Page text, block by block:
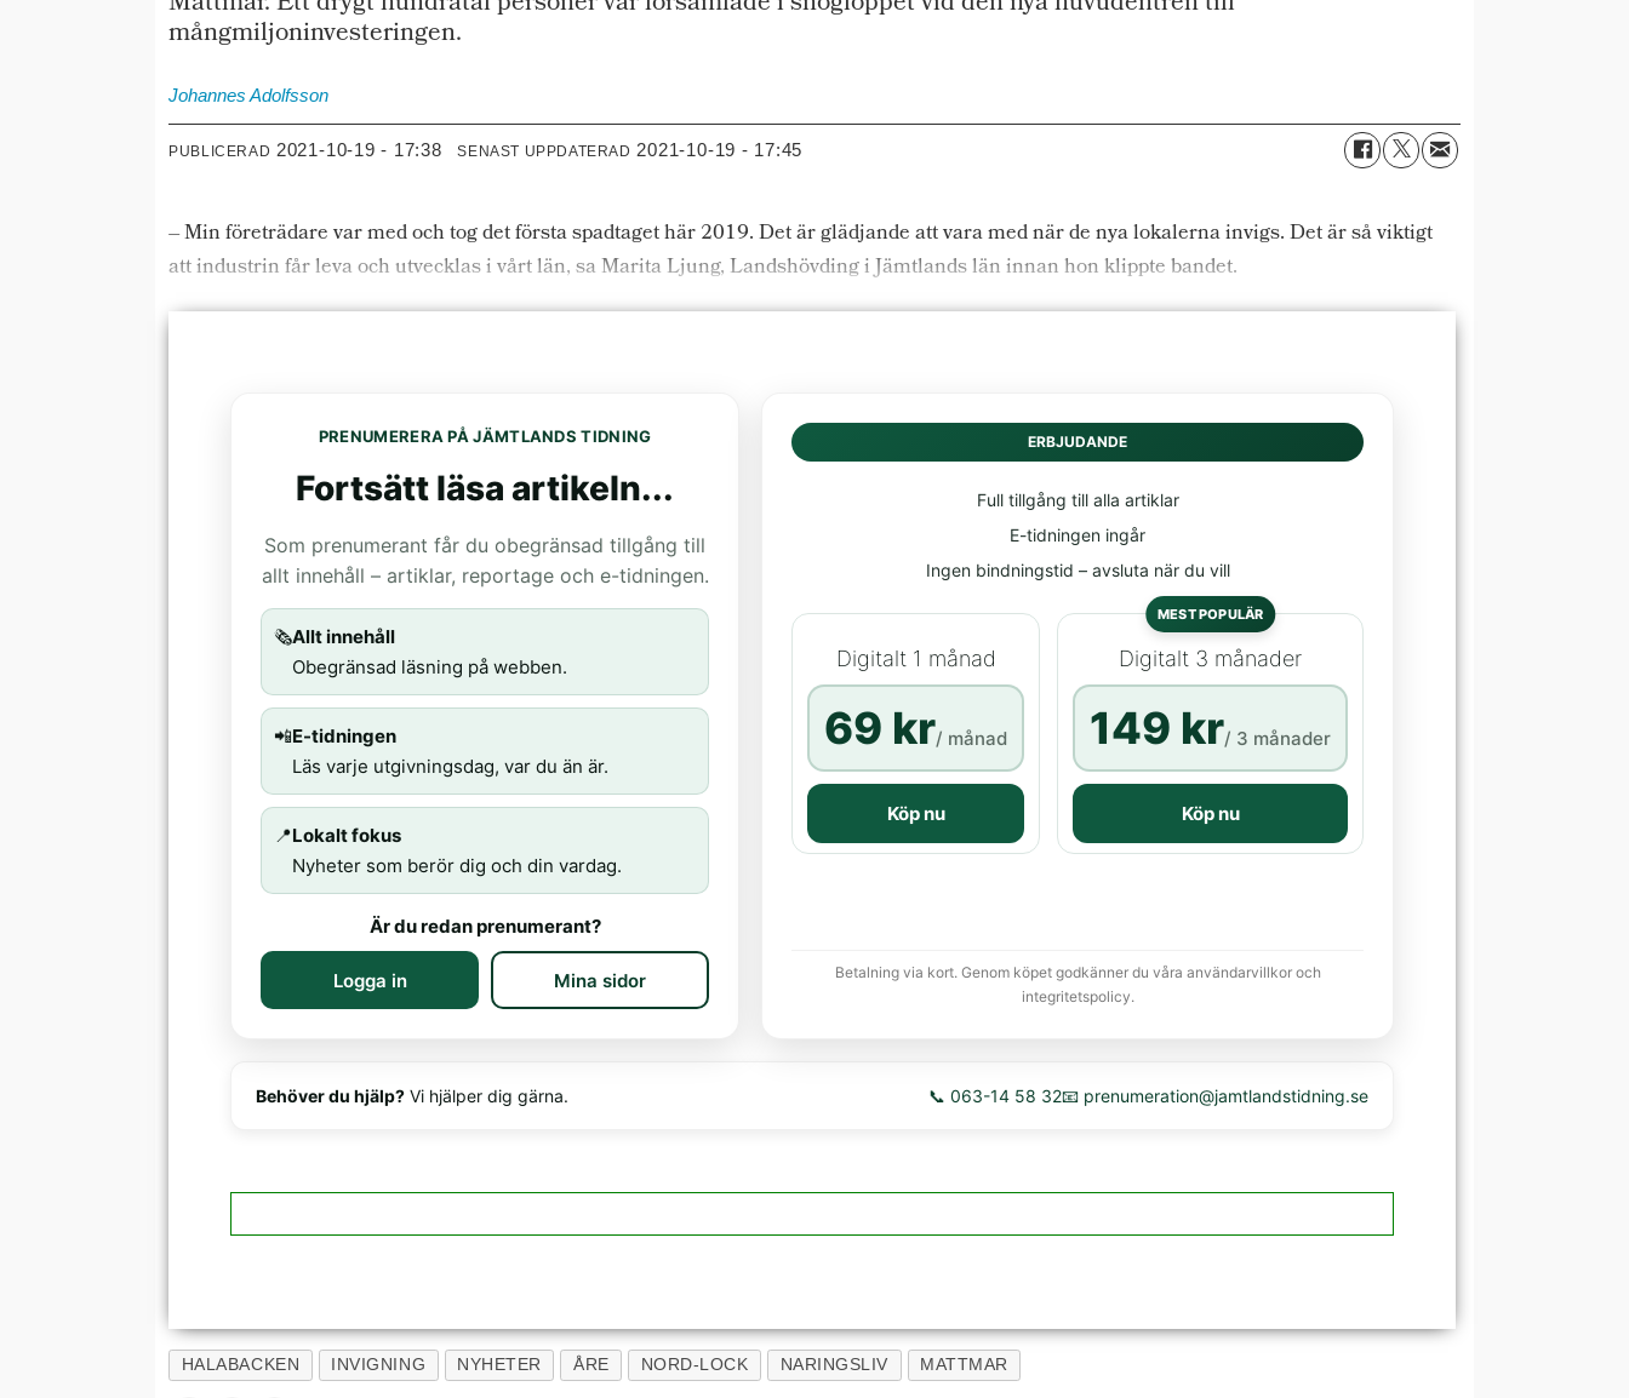
mångmiljoninvesteringen.
Johannes Adolfsson
PUBLICERAD 2021-10-19 - 17:38 SENAST UPPDATERAD 2021-10-19 - 17:45
– Min företrädare var med och tog det första spadtaget här 2019. Det är glädjande att vara med när de nya lokalerna invigs. Det är så viktigt
att industrin får leva och utvecklas i vårt län, sa Marita Ljung, Landshövding i Jämtlands län innan hon klippte bandet.
PRENUMERERA PÅ JÄMTLANDS TIDNING
Fortsätt läsa artikeln...
Som prenumerant får du obegränsad tillgång till
allt innehåll – artiklar, reportage och e-tidningen.
🗞️Allt innehåll
Obegränsad läsning på webben.
📲E-tidningen
Läs varje utgivningsdag, var du än är.
📍Lokalt fokus
Nyheter som berör dig och din vardag.
Är du redan prenumerant?
Logga in Mina sidor
ERBJUDANDE
Full tillgång till alla artiklar
E-tidningen ingår
Ingen bindningstid – avsluta när du vill
Digitalt 1 månad
69 kr/ månad
Köp nu
MEST POPULÄR
Digitalt 3 månader
149 kr/ 3 månader
Köp nu
Betalning via kort. Genom köpet godkänner du våra användarvillkor och
integritetspolicy.
Behöver du hjälp? Vi hjälper dig gärna. 📞 063-14 58 32📧 prenumeration@jamtlandstidning.se
HALABACKEN INVIGNING NYHETER ÅRE NORD-LOCK NARINGSLIV MATTMAR